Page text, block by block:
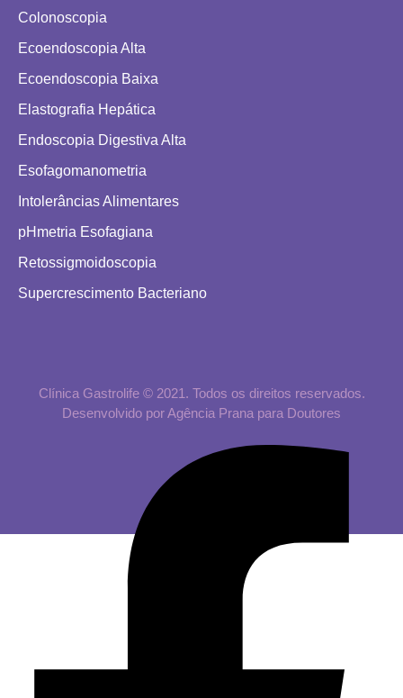
Colonoscopia
Ecoendoscopia Alta
Ecoendoscopia Baixa
Elastografia Hepática
Endoscopia Digestiva Alta
Esofagomanometria
Intolerâncias Alimentares
pHmetria Esofagiana
Retossigmoidoscopia
Supercrescimento Bacteriano
Clínica Gastrolife © 2021. Todos os direitos reservados.
Desenvolvido por Agência Prana para Doutores